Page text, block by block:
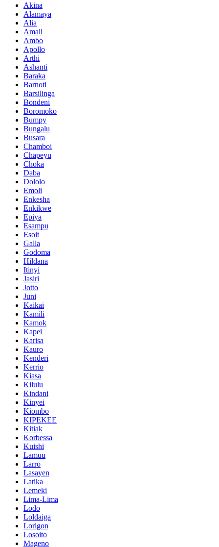
Akina
Alamaya
Alia
Amali
Ambo
Apollo
Arthi
Ashanti
Baraka
Barnoti
Barsilinga
Bondeni
Boromoko
Bumpy
Bungalu
Busara
Chamboi
Chapeyu
Choka
Daba
Dololo
Emoli
Enkesha
Enkikwe
Epiya
Esampu
Esoit
Galla
Godoma
Hildana
Itinyi
Jasiri
Jotto
Juni
Kaikai
Kamili
Kamok
Kapei
Karisa
Kauro
Kenderi
Kerrio
Kiasa
Kilulu
Kindani
Kinyei
Kiombo
KIPEKEE
Kitiak
Korbessa
Kuishi
Lamuu
Larro
Lasayen
Latika
Lemeki
Lima-Lima
Lodo
Loldaiga
Lorigon
Losoito
Mageno